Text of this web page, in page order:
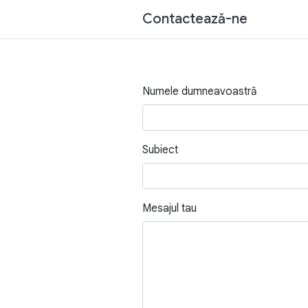
Contactează-ne
Numele dumneavoastră
Subiect
Mesajul tau